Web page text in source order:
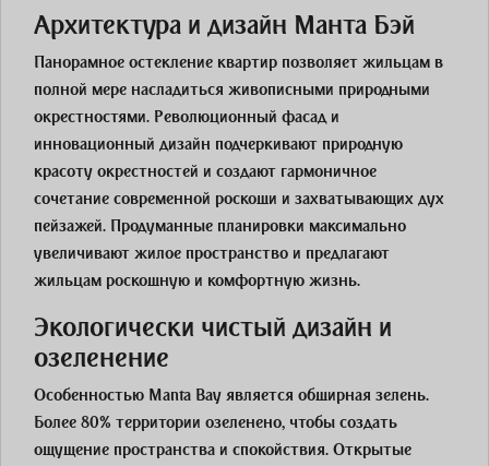
Архитектура и дизайн Манта Бэй
Панорамное остекление квартир позволяет жильцам в
полной мере насладиться живописными природными
окрестностями. Революционный фасад и
инновационный дизайн подчеркивают природную
красоту окрестностей и создают гармоничное
сочетание современной роскоши и захватывающих дух
пейзажей. Продуманные планировки максимально
увеличивают жилое пространство и предлагают
жильцам роскошную и комфортную жизнь.
Экологически чистый дизайн и
озеленение
Особенностью Manta Bay является обширная зелень.
Более 80% территории озеленено, чтобы создать
ощущение пространства и спокойствия. Открытые